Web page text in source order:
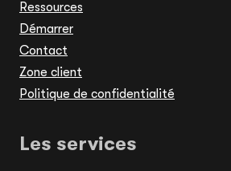
Ressources
Démarrer
Contact
Zone client
Politique de confidentialité
Les services